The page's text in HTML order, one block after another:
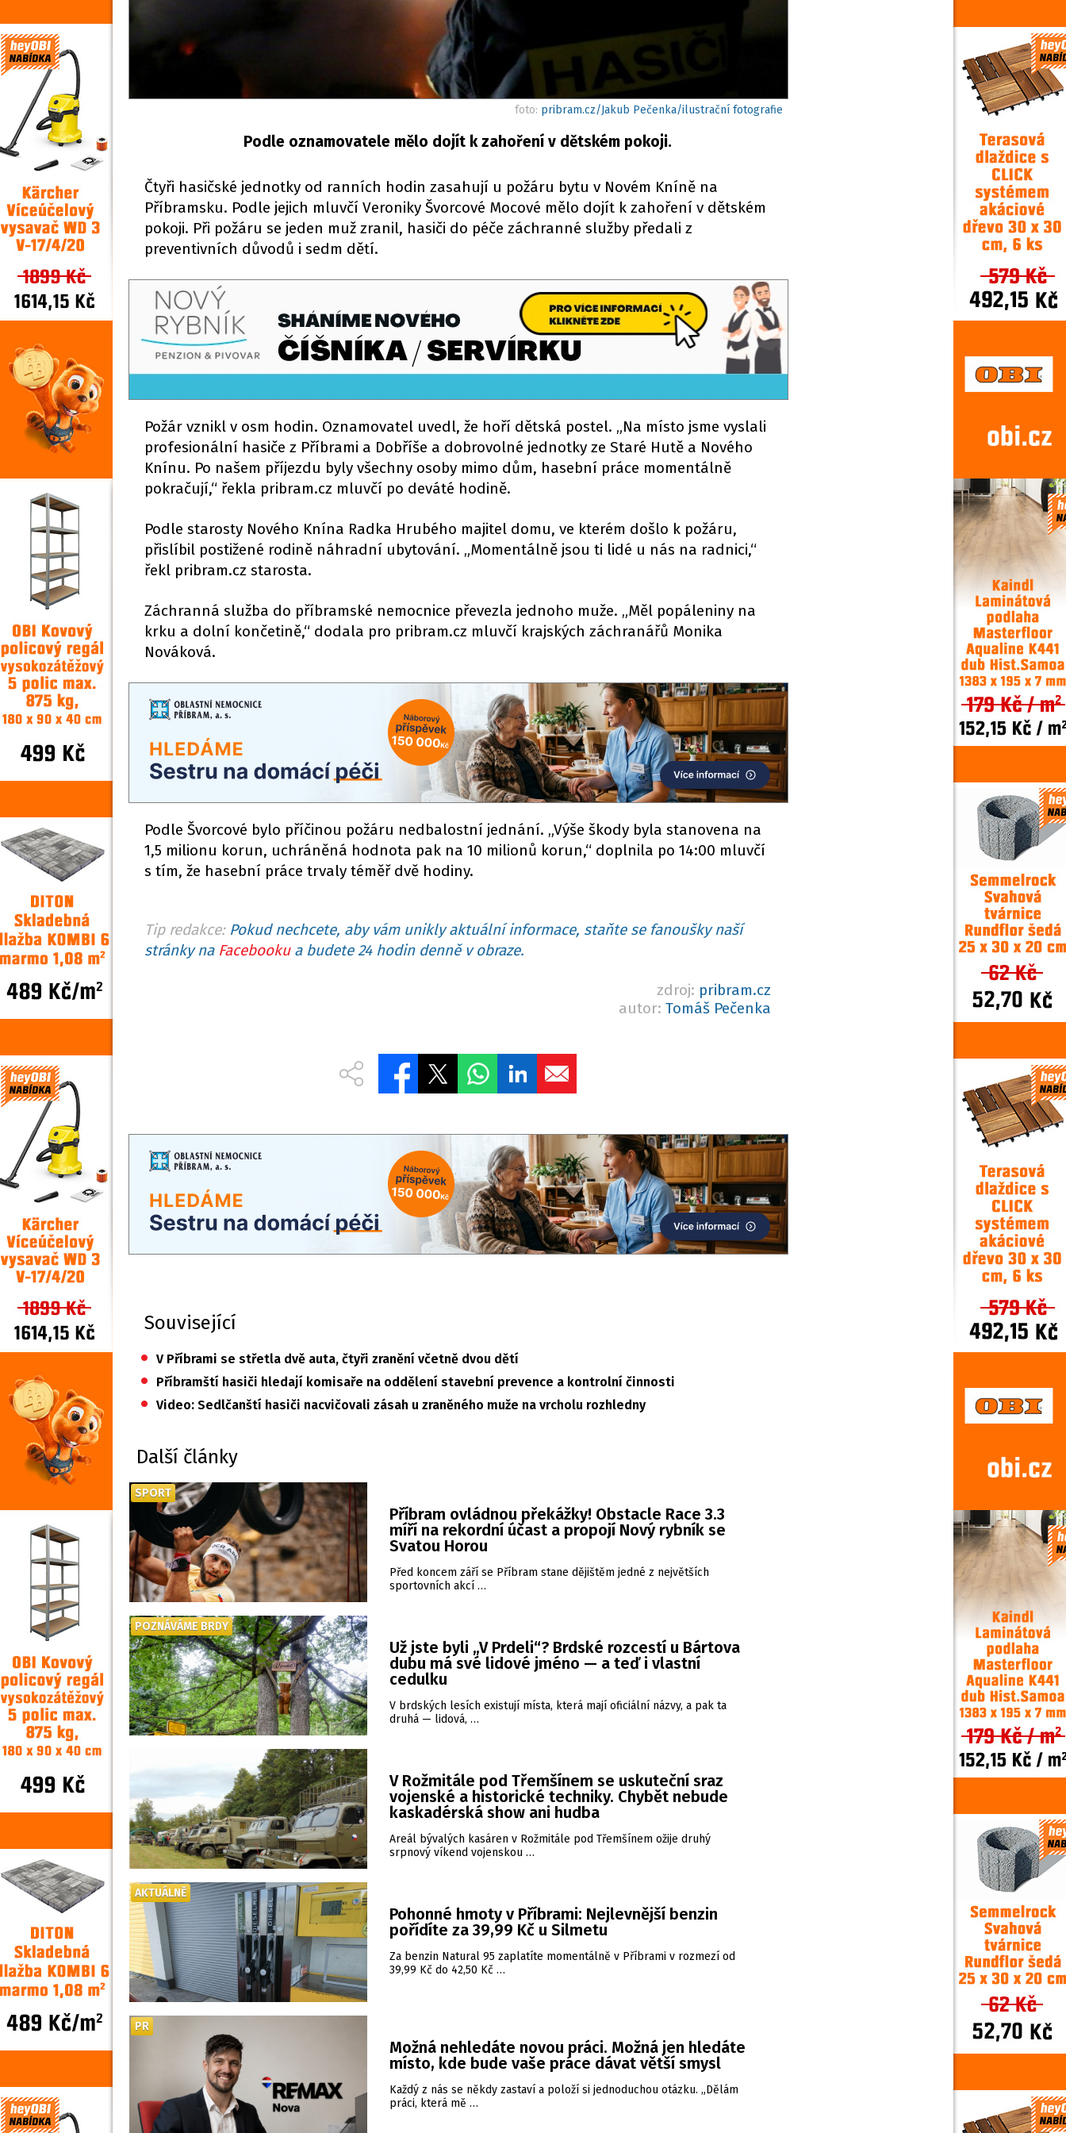
foto: pribram.cz/Jakub Pečenka/ilustrační fotografie
Podle oznamovatele mělo dojít k zahoření v dětském pokoji.
Čtyři hasičské jednotky od ranních hodin zasahují u požáru bytu v Novém Kníně na
Příbramsku. Podle jejich mluvčí Veroniky Švorcové Mocové mělo dojít k zahoření v dětském
pokoji. Při požáru se jeden muž zranil, hasiči do péče záchranné služby předali z
preventivních důvodů i sedm dětí.
Požár vznikl v osm hodin. Oznamovatel uvedl, že hoří dětská postel. „Na místo jsme vyslali
profesionální hasiče z Příbrami a Dobříše a dobrovolné jednotky ze Staré Hutě a Nového
Knínu. Po našem příjezdu byly všechny osoby mimo dům, hasební práce momentálně
pokračují,“ řekla pribram.cz mluvčí po deváté hodině.
Podle starosty Nového Knína Radka Hrubého majitel domu, ve kterém došlo k požáru,
přislíbil postižené rodině náhradní ubytování. „Momentálně jsou ti lidé u nás na radnici,“
řekl pribram.cz starosta.
Záchranná služba do příbramské nemocnice převezla jednoho muže. „Měl popáleniny na
krku a dolní končetině,“ dodala pro pribram.cz mluvčí krajských záchranářů Monika
Nováková.
Podle Švorcové bylo příčinou požáru nedbalostní jednání. „Výše škody byla stanovena na
1,5 milionu korun, uchráněná hodnota pak na 10 milionů korun,“ doplnila po 14:00 mluvčí
s tím, že hasební práce trvaly téměř dvě hodiny.
Tip redakce: Pokud nechcete, aby vám unikly aktuální informace, staňte se fanoušky naší
stránky na Facebookua budete 24 hodin denně v obraze.
zdroj: pribram.cz
autor: Tomáš Pečenka
Související
• V Příbrami se střetla dvě auta, čtyři zranění včetně dvou dětí
• Příbramští hasiči hledají komisaře na oddělení stavební prevence a kontrolní činnosti
• Video: Sedlčanští hasiči nacvičovali zásah u zraněného muže na vrcholu rozhledny
Další články
Příbram ovládnou překážky! Obstacle Race 3.3
míří na rekordní účast a propojí Nový rybník se
Svatou Horou
Před koncem září se Příbram stane dějištěm jedné z největších
sportovních akcí …
SPORT
Už jste byli „V Prdeli“? Brdské rozcestí u Bártova
dubu má své lidové jméno — a teď i vlastní
cedulku
V brdských lesích existují místa, která mají oficiální názvy, a pak ta
druhá — lidová, …
POZNÁVÁME BRDY
V Rožmitále pod Třemšínem se uskuteční sraz
vojenské a historické techniky. Chybět nebude
kaskadérská show ani hudba
Areál bývalých kasáren v Rožmitále pod Třemšínem ožije druhý
srpnový víkend vojenskou …
Pohonné hmoty v Příbrami: Nejlevnější benzin
pořídíte za 39,99 Kč u Silmetu
Za benzin Natural 95 zaplatíte momentálně v Příbrami v rozmezí od
39,99 Kč do 42,50 Kč …
AKTUÁLNĚ
Možná nehledáte novou práci. Možná jen hledáte
místo, kde bude vaše práce dávat větší smysl
Každý z nás se někdy zastaví a položí si jednoduchou otázku. „Dělám
práci, která mě …
PR